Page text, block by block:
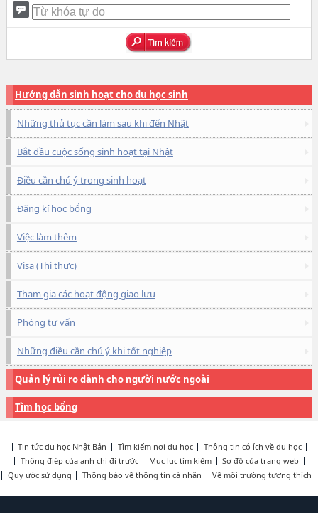
Hướng dẫn sinh hoạt cho du học sinh
Những thủ tục cần làm sau khi đến Nhật
Bắt đầu cuộc sống sinh hoạt tại Nhật
Điều cần chú ý trong sinh hoạt
Đăng kí học bổng
Việc làm thêm
Visa (Thị thực)
Tham gia các hoạt động giao lưu
Phòng tư vấn
Những điều cần chú ý khi tốt nghiệp
Quản lý rủi ro dành cho người nước ngoài
Tìm học bổng
Tin tức du học Nhật Bản Tìm kiếm nơi du học
Thông tin có ích về du học
Thông điệp của anh chị đi trước
Mục lục tìm kiếm
Sơ đồ của trang web
Quy ước sử dụng
Thông báo về thông tin cá nhân Về môi trường tương thích